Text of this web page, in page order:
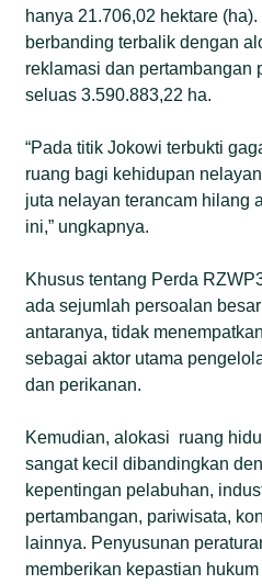
hanya 21.706,02 hektare
berbanding terbalik dengan
reklamasi dan pertambangan
seluas 3.590.883,22 ha.
“Pada titik Jokowi terbukti
ruang bagi kehidupan
juta nelayan terancam hilang
ini,” ungkapnya.
Khusus tentang Perda
ada sejumlah persoalan
antaranya, tidak
sebagai aktor utama
dan perikanan.
Kemudian, alokasi ruang
sangat kecil dibandingkan
kepentingan pelabuhan,
pertambangan, pariwisata,
lainnya. Penyusunan
memberikan kepastian